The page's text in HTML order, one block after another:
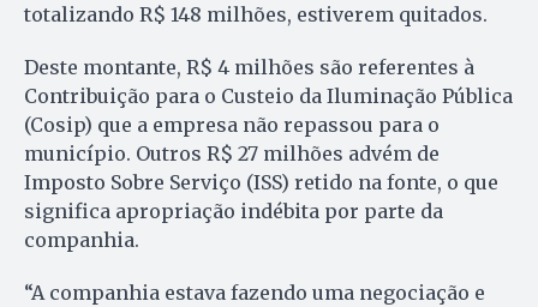
totalizando R$ 148 milhões, estiverem quitados.
Deste montante, R$ 4 milhões são referentes à
Contribuição para o Custeio da Iluminação Pública
(Cosip) que a empresa não repassou para o
município. Outros R$ 27 milhões advém de
Imposto Sobre Serviço (ISS) retido na fonte, o que
significa apropriação indébita por parte da
companhia.
“A companhia estava fazendo uma negociação e